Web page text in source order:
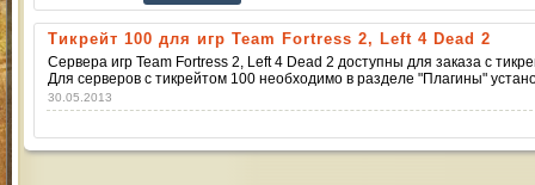
Тикрейт 100 для игр Team Fortress 2, Left 4 Dead 2
Сервера игр Team Fortress 2, Left 4 Dead 2 доступны для заказа с
Для серверов с тикрейтом 100 необходимо в разделе "Плагины"
30.05.2013